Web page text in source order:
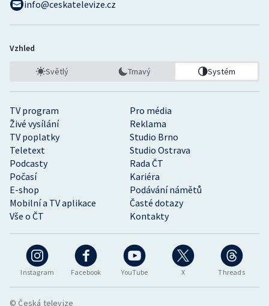
Instagram Facebook YouTube X Threads
TV program
Pro média
Živé vysílání
Reklama
TV poplatky
Studio Brno
Teletext
Studio Ostrava
Podcasty
Rada ČT
Počasí
Kariéra
E-shop
Podávání námětů
Mobilní a TV aplikace
Časté dotazy
Vše o ČT
Kontakty
info@ceskatelevize.cz
Vzhled
Světlý Tmavý Systém
© Česká televize